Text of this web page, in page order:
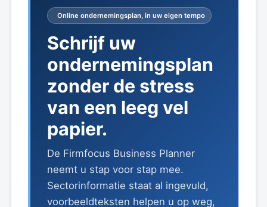
Online ondernemingsplan, in uw eigen tempo
Schrijf uw
ondernemingsplan
zonder de stress
van een leeg vel
papier.
De Firmfocus Business Planner
neemt u stap voor stap mee.
Sectorinformatie staat al ingevuld,
voorbeeldteksten helpen u op weg,